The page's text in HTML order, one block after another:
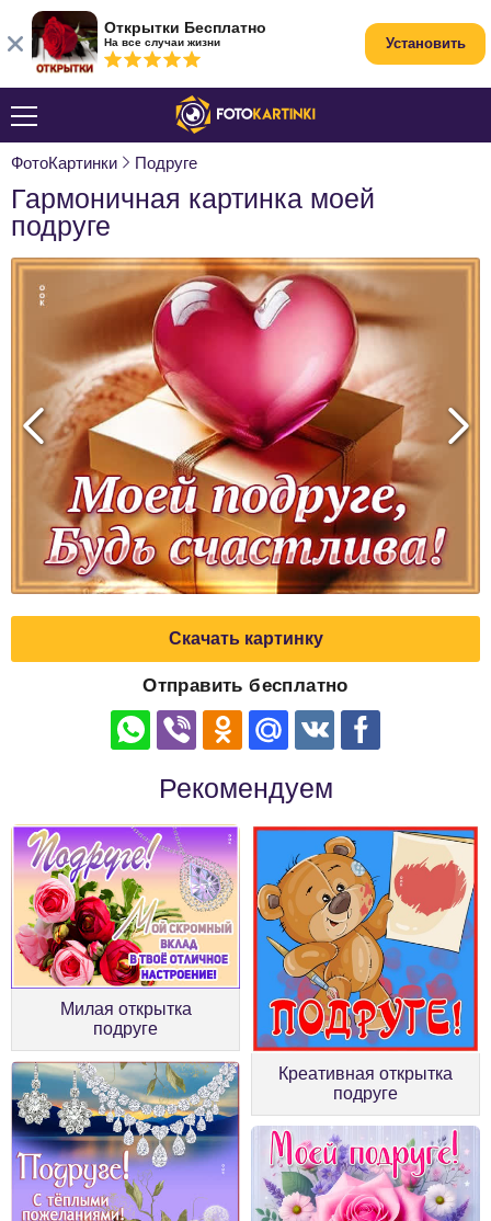
ФотоКартинки Подруге
Гармоничная картинка моей
подруге
Скачать картинку
Отправить бесплатно
Рекомендуем
Милая открытка
подруге
Креативная открытка
подруге
Открытки Бесплатно
На все случаи жизни Установить